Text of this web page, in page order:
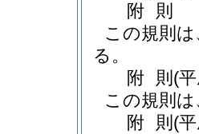
附 則
この規則
る。
附 則 (
この規則
附 則 (